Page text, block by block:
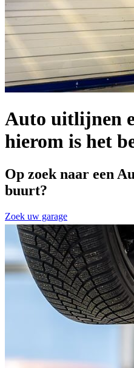
Auto uitlijnen
hierom is het
Op zoek naar een
buurt?
Zoek uw garage